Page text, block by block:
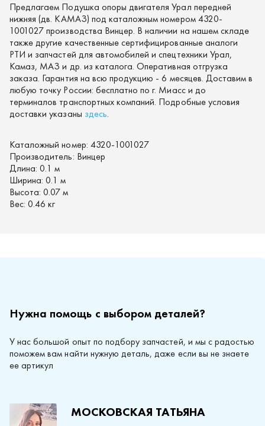
Предлагаем Подушка опоры двигателя Урал передней
нижняя (дв. КАМАЗ) под каталожным номером 4320-
1001027 производства Винцер. В наличии на нашем складе
также другие качественные сертифицированные аналоги
РТИ и запчастей для автомобилей и спецтехники Урал,
Камаз, МАЗ и др. из каталога. Оперативная отгрузка
заказа. Гарантия на всю продукцию - 6 месяцев. Доставим в
любую точку России: бесплатно по г. Миасс и до
терминалов транспортных компаний. Подробные условия
доставки указаны здесь.
Каталожный номер: 4320-1001027
Производитель: Винцер
Длина: 0.1 м
Ширина: 0.1 м
Высота: 0.07 м
Вес: 0.46 кг
Нужна помощь с выбором деталей?
У нас большой опыт по подбору запчастей, и мы с радостью
поможем вам найти нужную деталь, даже если вы не знаете
ее артикул
МОСКОВСКАЯ ТАТЬЯНА